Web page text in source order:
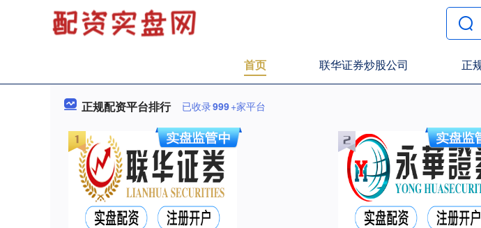
首页 联华证券炒股公司 正
正规配资平台排行 已收录999+家平台